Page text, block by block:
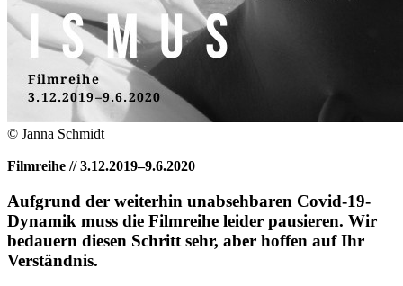
© Janna Schmidt
Filmreihe // 3.12.2019–9.6.2020
Aufgrund der weiterhin unabsehbaren Covid-19-
Dynamik muss die Filmreihe leider pausieren. Wir
bedauern diesen Schritt sehr, aber hoffen auf Ihr
Verständnis.